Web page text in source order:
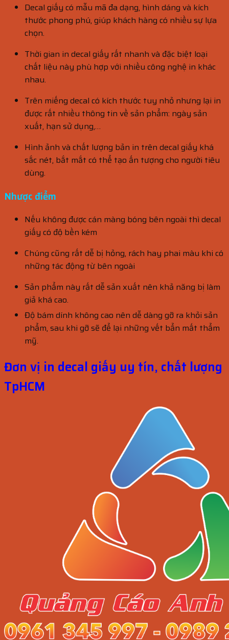
Decal giấy có mẫu mã đa dạng, hình dáng và kích
thước phong phú, giúp khách hàng có nhiều sự lựa
chọn.
Thời gian in decal giấy rất nhanh và đặc biệt loại
chất liệu này phù hợp với nhiều công nghệ in khác
nhau.
Trên miếng decal có kích thước tuy nhỏ nhưng lại in
được rất nhiều thông tin về sản phẩm: ngày sản
xuất, hạn sử dụng,…
Hình ảnh và chất lượng bản in trên decal giấy khá
sắc nét, bắt mắt có thể tạo ấn tượng cho người tiêu
dùng.
Nhược điểm
Nếu không được cán màng bóng bên ngoài thì decal
giấy có độ bền kém
Chúng cũng rất dễ bị hỏng, rách hay phai màu khi có
những tác động từ bên ngoài
Sản phẩm này rất dễ sản xuất nên khả năng bị làm
giả khá cao.
Độ bám dính không cao nên dễ dàng gỡ ra khỏi sản
phẩm, sau khi gỡ sẽ để lại những vết bẩn mất thẩm
mỹ.
Đơn vị in decal giấy uy tín, chất lượng
TpHCM